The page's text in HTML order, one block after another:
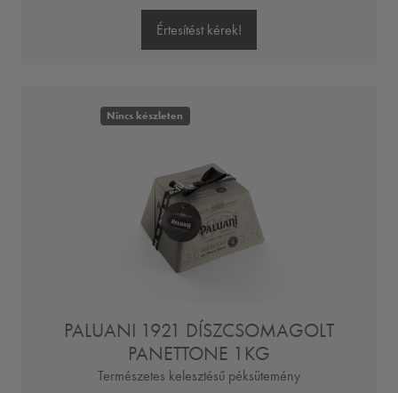
Értesítést kérek!
Nincs készleten
PALUANI 1921 DÍSZCSOMAGOLT
PANETTONE 1KG
Természetes kelesztésű péksütemény